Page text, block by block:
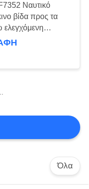
1
3
Ναυτικό
βίδα προς τα
ελεγχόμενη
γωνίας
Όλα